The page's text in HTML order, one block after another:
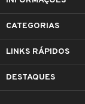
CATEGORIAS
LINKS RÁPIDOS
DESTAQUES